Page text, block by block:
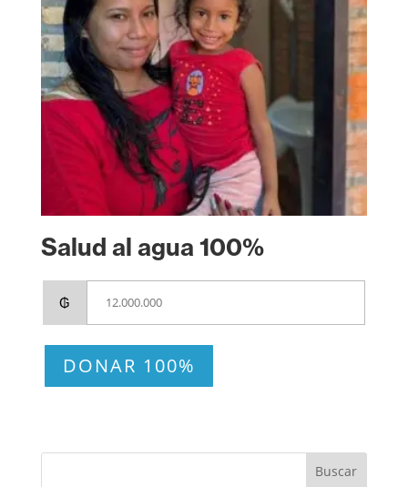
Salud al agua 100%
₲
DONAR 100%
Buscar